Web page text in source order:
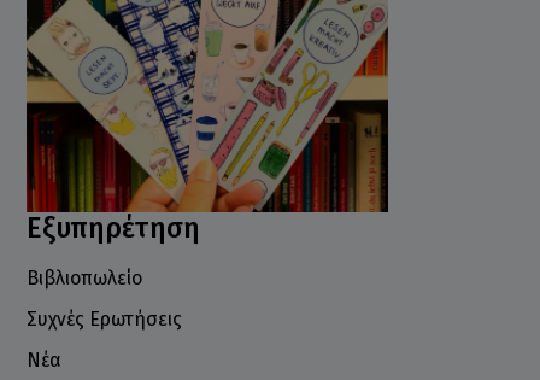
Εξυπηρέτηση
Βιβλιοπωλείο
Συχνές Ερωτήσεις
Νέα